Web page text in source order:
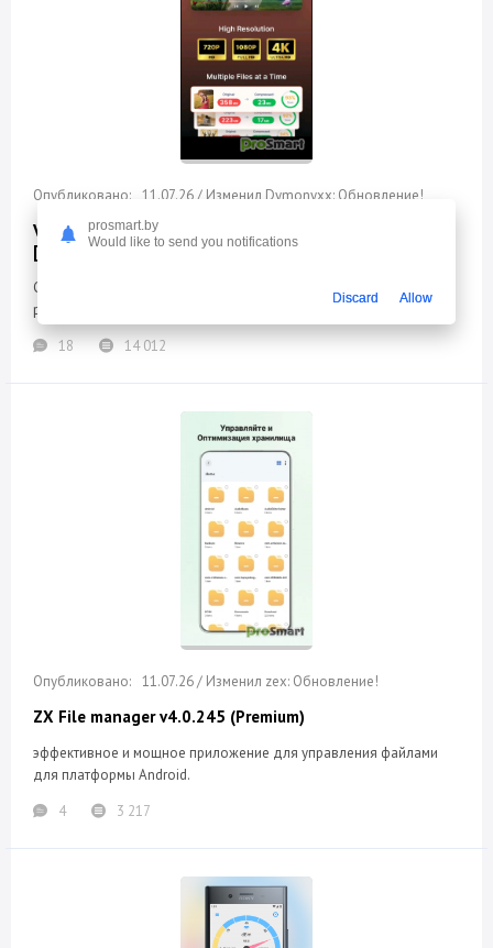
11.07.26 / Изменил Dymonyxx: Обновление!
Video Converter, Compressor v19.5.0 build 4000336
[Premium]
Сжатие видео без потери качества. Конвертировать, изменить
разрешение и битрейт.
18
14 012
11.07.26 / Изменил zex: Обновление!
ZX File manager v4.0.245 (Premium)
эффективное и мощное приложение для управления файлами
для платформы Android.
4
3 217
prosmart.by
Would like to send you notifications
Discard Allow